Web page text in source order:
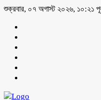
শুক্রবার, ০৭ অগাস্ট ২০২৬, ১০:২১